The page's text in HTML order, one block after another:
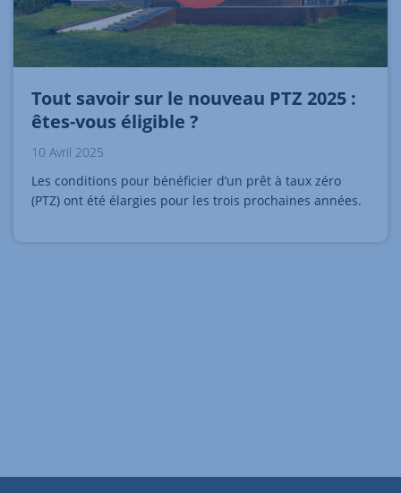
Tout savoir sur le nouveau PTZ 2025 :
êtes-vous éligible ?
10 Avril 2025
Les conditions pour bénéficier d’un prêt à taux zéro
(PTZ) ont été élargies pour les trois prochaines années.